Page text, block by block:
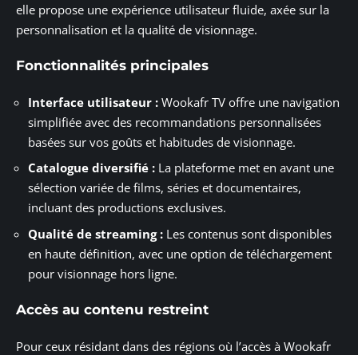
elle propose une expérience utilisateur fluide, axée sur la
personnalisation et la qualité de visionnage.
Fonctionnalités principales
Interface utilisateur : Wookafr TV offre une navigation
simplifiée avec des recommandations personnalisées
basées sur vos goûts et habitudes de visionnage.
Catalogue diversifié : La plateforme met en avant une
sélection variée de films, séries et documentaires,
incluant des productions exclusives.
Qualité de streaming : Les contenus sont disponibles
en haute définition, avec une option de téléchargement
pour visionnage hors ligne.
Accès au contenu restreint
Pour ceux résidant dans des régions où l’accès à Wookafr